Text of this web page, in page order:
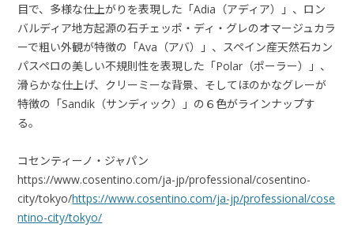
目で、多様な仕上がりを表現した「Adia（アディア）」、ロン
バルディア地方起源の石チェッポ・ディ・グレのオマージュカラ
ーで粗い外観が特徴の「Ava（アバ）」、スペイン産天然石カン
パスペロの美しい不規則性を表現した「Polar（ポーラー）」、
滑らかな仕上げ、クリーミーな背景、そしてほのかなグレーが
特徴の「Sandik（サンディック）」の６色がラインナップす
る。
コセンティーノ・ジャパン
https://www.cosentino.com/ja-jp/professional/cosentino-
city/tokyo/https://www.cosentino.com/ja-jp/professional/cose
ntino-city/tokyo/